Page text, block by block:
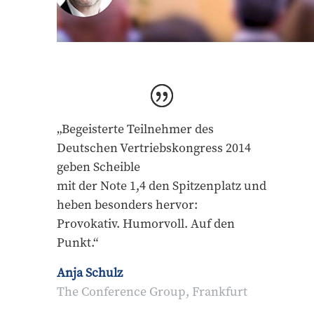
„Begeisterte Teilnehmer des
Deutschen Vertriebskongress 2014
geben Scheible
mit der Note 1,4 den Spitzenplatz und
heben besonders hervor:
Provokativ. Humorvoll. Auf den
Punkt.“
Anja Schulz
The Conference Group, Frankfurt